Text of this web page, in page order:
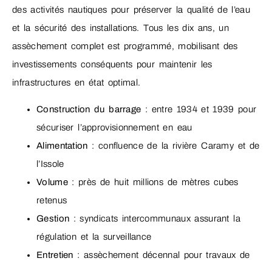
des activités nautiques pour préserver la qualité de l’eau
et la sécurité des installations. Tous les dix ans, un
assèchement complet est programmé, mobilisant des
investissements conséquents pour maintenir les
infrastructures en état optimal.
Construction du barrage : entre 1934 et 1939 pour
sécuriser l’approvisionnement en eau
Alimentation : confluence de la rivière Caramy et de
l’Issole
Volume: près de huit millions de mètres cubes
retenus
Gestion : syndicats intercommunaux assurant la
régulation et la surveillance
Entretien : assèchement décennal pour travaux de